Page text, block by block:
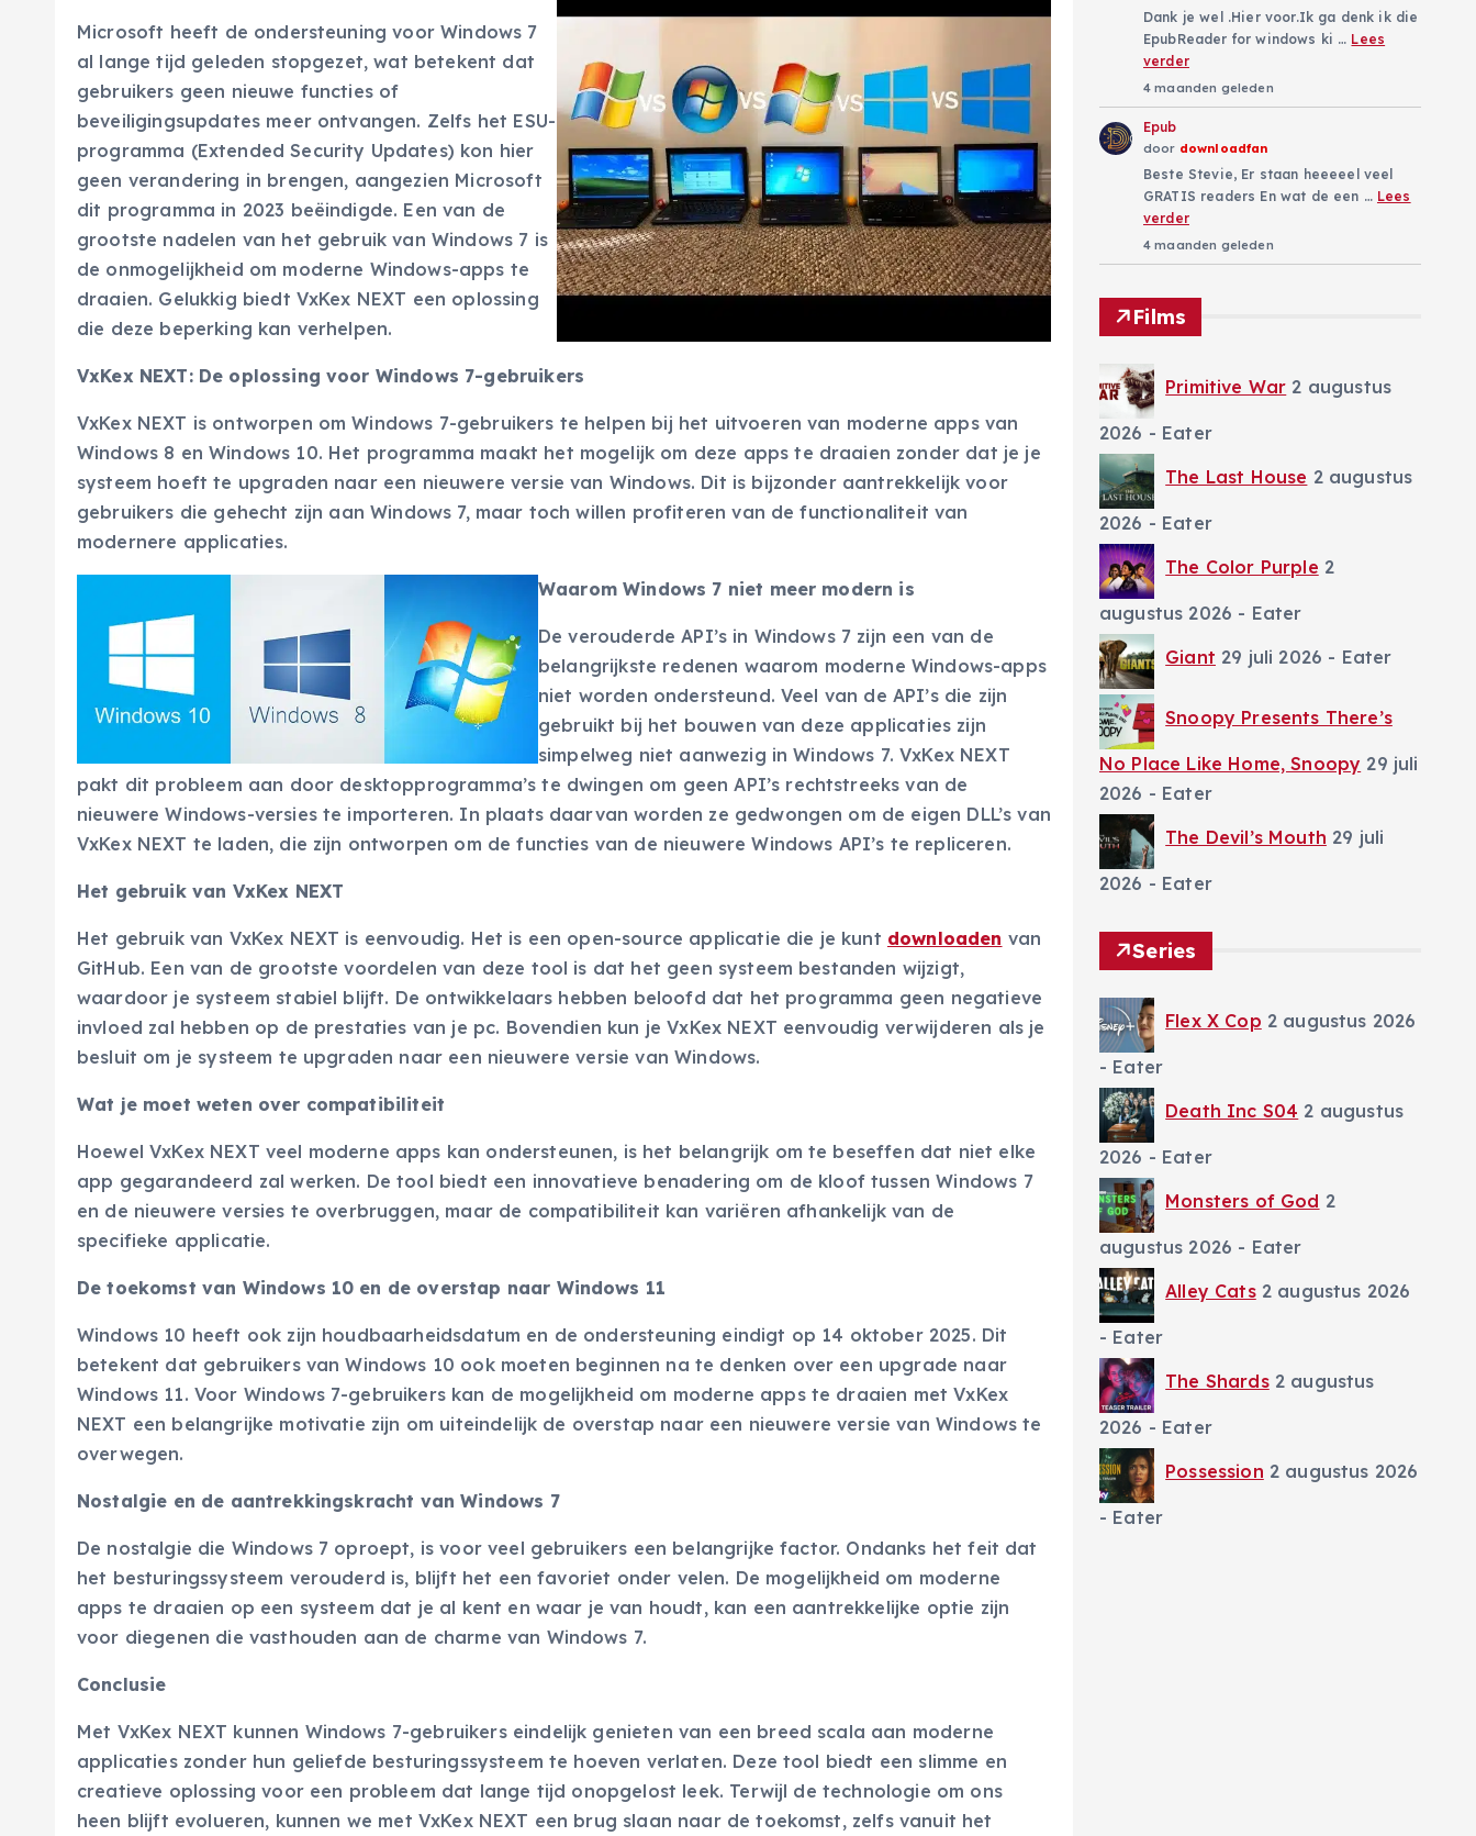
Microsoft heeft de ondersteuning voor Windows 7
al lange tijd geleden stopgezet, wat betekent dat
gebruikers geen nieuwe functies of
beveiligingsupdates meer ontvangen. Zelfs het ESU-
programma (Extended Security Updates) kon hier
geen verandering in brengen, aangezien Microsoft
dit programma in 2023 beëindigde. Een van de
grootste nadelen van het gebruik van Windows 7 is
de onmogelijkheid om moderne Windows-apps te
draaien. Gelukkig biedt VxKex NEXT een oplossing
die deze beperking kan verhelpen.
VxKex NEXT: De oplossing voor Windows 7-gebruikers
VxKex NEXT is ontworpen om Windows 7-gebruikers te helpen bij het uitvoeren van moderne apps van
Windows 8 en Windows 10. Het programma maakt het mogelijk om deze apps te draaien zonder dat je je
systeem hoeft te upgraden naar een nieuwere versie van Windows. Dit is bijzonder aantrekkelijk voor
gebruikers die gehecht zijn aan Windows 7, maar toch willen profiteren van de functionaliteit van
modernere applicaties.
Waarom Windows 7 niet meer modern is
De verouderde API’s in Windows 7 zijn een van de
belangrijkste redenen waarom moderne Windows-apps
niet worden ondersteund. Veel van de API’s die zijn
gebruikt bij het bouwen van deze applicaties zijn
simpelweg niet aanwezig in Windows 7. VxKex NEXT
pakt dit probleem aan door desktopprogramma’s te dwingen om geen API’s rechtstreeks van de
nieuwere Windows-versies te importeren. In plaats daarvan worden ze gedwongen om de eigen DLL’s van
VxKex NEXT te laden, die zijn ontworpen om de functies van de nieuwere Windows API’s te repliceren.
Het gebruik van VxKex NEXT
Het gebruik van VxKex NEXT is eenvoudig. Het is een open-source applicatie die je kunt downloaden van
GitHub. Een van de grootste voordelen van deze tool is dat het geen systeem bestanden wijzigt,
waardoor je systeem stabiel blijft. De ontwikkelaars hebben beloofd dat het programma geen negatieve
invloed zal hebben op de prestaties van je pc. Bovendien kun je VxKex NEXT eenvoudig verwijderen als je
besluit om je systeem te upgraden naar een nieuwere versie van Windows.
Wat je moet weten over compatibiliteit
Hoewel VxKex NEXT veel moderne apps kan ondersteunen, is het belangrijk om te beseffen dat niet elke
app gegarandeerd zal werken. De tool biedt een innovatieve benadering om de kloof tussen Windows 7
en de nieuwere versies te overbruggen, maar de compatibiliteit kan variëren afhankelijk van de
specifieke applicatie.
De toekomst van Windows 10 en de overstap naar Windows 11
Windows 10 heeft ook zijn houdbaarheidsdatum en de ondersteuning eindigt op 14 oktober 2025. Dit
betekent dat gebruikers van Windows 10 ook moeten beginnen na te denken over een upgrade naar
Windows 11. Voor Windows 7-gebruikers kan de mogelijkheid om moderne apps te draaien met VxKex
NEXT een belangrijke motivatie zijn om uiteindelijk de overstap naar een nieuwere versie van Windows te
overwegen.
Nostalgie en de aantrekkingskracht van Windows 7
De nostalgie die Windows 7 oproept, is voor veel gebruikers een belangrijke factor. Ondanks het feit dat
het besturingssysteem verouderd is, blijft het een favoriet onder velen. De mogelijkheid om moderne
apps te draaien op een systeem dat je al kent en waar je van houdt, kan een aantrekkelijke optie zijn
voor diegenen die vasthouden aan de charme van Windows 7.
Conclusie
Met VxKex NEXT kunnen Windows 7-gebruikers eindelijk genieten van een breed scala aan moderne
applicaties zonder hun geliefde besturingssysteem te hoeven verlaten. Deze tool biedt een slimme en
creatieve oplossing voor een probleem dat lange tijd onopgelost leek. Terwijl de technologie om ons
heen blijft evolueren, kunnen we met VxKex NEXT een brug slaan naar de toekomst, zelfs vanuit het
Dank je wel .Hier voor.Ik ga denk ik die
EpubReader for windows ki … Lees
verder
4 maanden geleden
Epub
door downloadfan
Beste Stevie, Er staan heeeeel veel
GRATIS readers En wat de een … Lees
verder
4 maanden geleden
Films
Primitive War 2 augustus
2026 - Eater
The Last House 2 augustus
2026 - Eater
The Color Purple 2
augustus 2026 - Eater
Giant 29 juli 2026 - Eater
Snoopy Presents There’s
No Place Like Home, Snoopy 29 juli
2026 - Eater
The Devil’s Mouth 29 juli
2026 - Eater
Series
Flex X Cop 2 augustus 2026
- Eater
Death Inc S04 2 augustus
2026 - Eater
Monsters of God 2
augustus 2026 - Eater
Alley Cats 2 augustus 2026
- Eater
The Shards 2 augustus
2026 - Eater
Possession 2 augustus 2026
- Eater